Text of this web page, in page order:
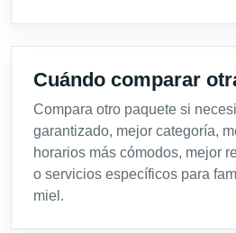
Cuándo comparar
Compara otro paquete si
garantizado, mejor categoría,
horarios más cómodos, mejor
o servicios específicos para
miel.